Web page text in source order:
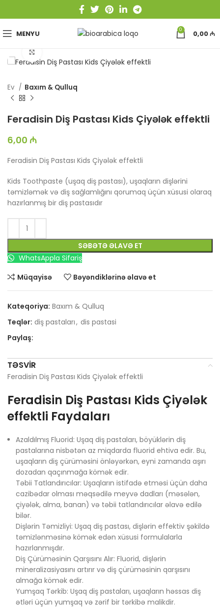
MENYU 0 0,00₼
Ev Baxım & Qulluq
Feradisin Diş Pastası Kids Çiyələk effektli
6,00 ₼
Feradisin Diş Pastası Kids Çiyələk effektli
Kids Toothpaste (uşaq diş pastası), uşaqların dişlərini
təmizləmək və diş sağlamlığını qorumaq üçün xüsusi olaraq
hazırlanmış bir diş pastasıdır
SƏBƏTƏ ƏLAVƏ ET
WhatsAppla Sifariş
Müqayisə
Bəyəndiklərinə əlavə et
Kateqoriya: Baxım & Qulluq
Teqlər: diş pastaları, dis pastasi
Paylaş:
TƏSVIR
Feradisin Diş Pastası Kids Çiyələk effektli
Feradisin Diş Pastası Kids Çiyələk
effektli Faydaları
Azaldılmış Fluorid: Uşaq diş pastaları, böyüklərin diş
pastalarına nisbətən az miqdarda fluorid ehtiva edir. Bu,
uşaqların diş çürüməsini önləyərkən, eyni zamanda aşırı
dozadan qaçınmağa kömək edir.
Təbii Tatlandırıcılar: Uşaqların istifadə etməsi üçün daha
cazibədar olması məqsədilə meyvə dadları (məsələn,
çiyələk, alma, banan) və təbii tatlandırıcılar əlavə edilə
bilər.
Dişlərin Təmizliyi: Uşaq diş pastası, dişlərin effektiv şəkildə
təmizlənməsinə kömək edən xüsusi formulalarla
hazırlanmışdır.
Diş Çürüməsinin Qarşısını Alır: Fluorid, dişlərin
mineralizasiyasını artırır və diş çürüməsinin qarşısını
almağa kömək edir.
Yumşaq Tərkib: Uşaq diş pastaları, uşaqların həssas diş
ətləri üçün yumşaq və zərif bir tərkibə malikdir.